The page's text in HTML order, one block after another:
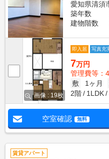
愛知県清須
築年数
建物階数
画像 : 19枚
即入居 写真充
7万円
管理費等：
敷
1ヶ月
2階
1LDK
空室確認 無料
賃貸アパート